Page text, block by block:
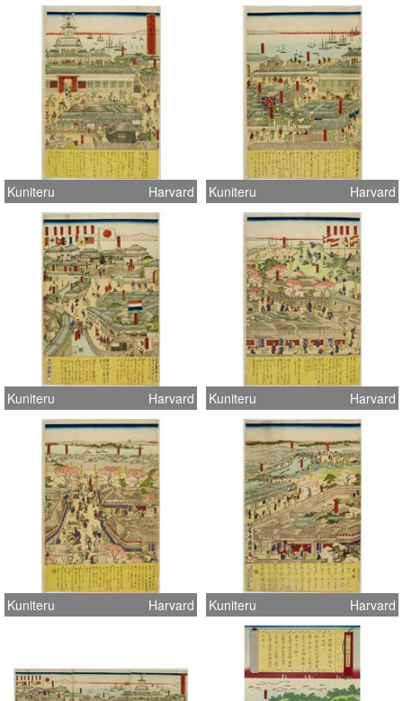
Kuniteru Harvard Kuniteru Harvard
Kuniteru Harvard Kuniteru Harvard
Kuniteru Harvard Kuniteru Harvard